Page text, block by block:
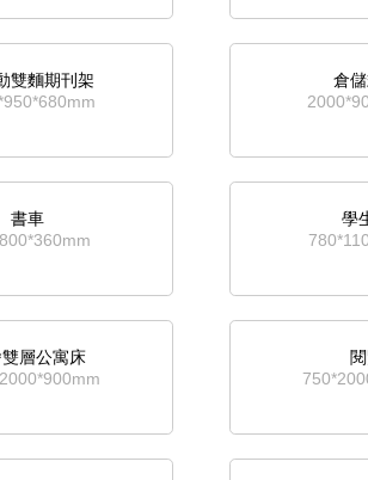
雙麵期刊架
倉
書車
學
層公寓床